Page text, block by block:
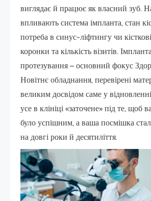
виглядає й працює як власний зуб.
впливають система імпланта, стан
потреба в синус-ліфтингу чи
коронки та кількість візитів.
протезування – основний фокус
Новітнє обладнання, перевірені
великим досвідом саме у
усе в клініці «заточене» під те, щоб
було успішним, а ваша посмішка
на довгі роки й десятиліття.